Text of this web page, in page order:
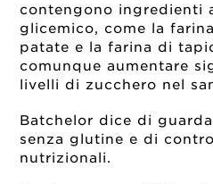
contengono ingredienti
glicemico, come la
patate e la farina di
comunque aumentare
livelli di zucchero nel
Batchelor dice di
senza glutine e di
nutrizionali.